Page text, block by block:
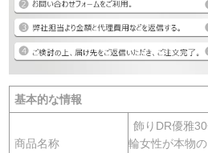
基本的な情報
商品名称
飾りDR優雅
輪女性が本物